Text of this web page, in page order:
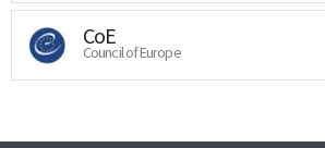
CoE
Council of Europe